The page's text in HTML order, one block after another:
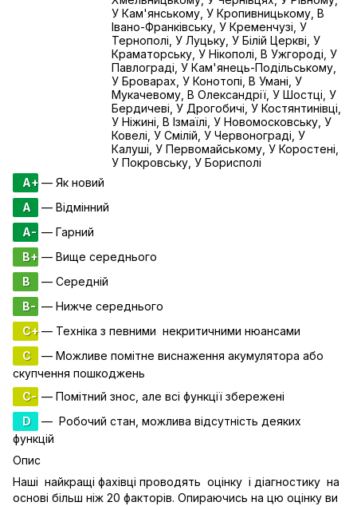
У Кам'янському, У Кропивницькому, В
Івано-Франківську, У Кременчузі, У
Тернополі, У Луцьку, У Білій Церкві, У
Краматорську, У Нікополі, В Ужгороді, У
Павлограді, У Кам'янець-Подільському,
У Броварах, У Конотопі, В Умані, У
Мукачевому, В Олександрії, У Шостці, У
Бердичеві, У Дрогобичі, У Костянтинівці,
У Ніжині, В Ізмаїлі, У Новомосковську, У
Ковелі, У Смілій, У Червонограді, У
Калуші, У Первомайському, У Коростені,
У Покровську, У Борисполі
A+— Як новий
A
— Відмінний
A- — Гарний
B+ — Вище середнього
B
— Середній
B- — Нижче середнього
C+— Техніка з певними некритичними нюансами
C
— Можливе помітне виснаження акумулятора або
скупчення пошкоджень
C- — Помітний знос, але всі функції збережені
D
— Робочий стан, можлива відсутність деяких
функцій
Опис
Наші найкращі фахівці проводять оцінку і діагностику на
основі більш ніж 20 факторів. Опираючись на цю оцінку ви